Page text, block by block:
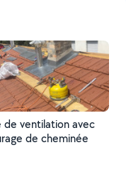
de ventilation avec
de cheminée